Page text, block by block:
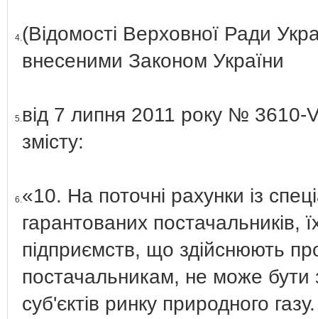
4.(Відомості Верховної Ради
внесеними Законом України
5.від 7 липня 2011 року № 3610-
змісту:
6.«10. На поточні рахунки із
гарантованих постачальників,
підприємств, що здійснюють
постачальникам, не може бути
суб'єктів ринку природного